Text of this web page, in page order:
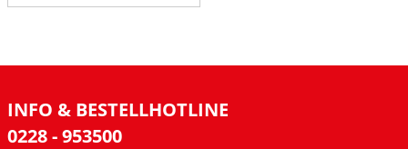
INFO & BESTELLHOTLINE
0228 - 953500